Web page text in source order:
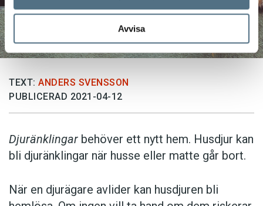
Avvisa
TEXT: ANDERS SVENSSON
PUBLICERAD 2021-04-12
Djuränklingar behöver ett nytt hem. Husdjur kan
bli djuränklingar när husse eller matte går bort.
När en djurägare avlider kan husdjuren bli